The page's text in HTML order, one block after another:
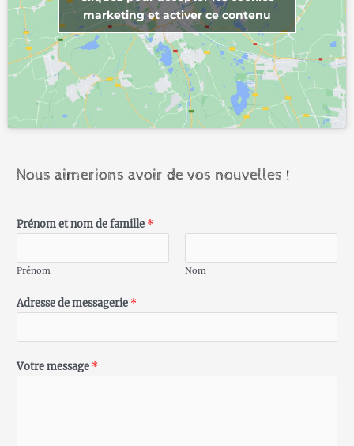
marketing et activer ce contenu
Nous aimerions avoir de vos nouvelles !
Prénom et nom de famille *
Prénom Nom
Adresse de messagerie *
Votre message *